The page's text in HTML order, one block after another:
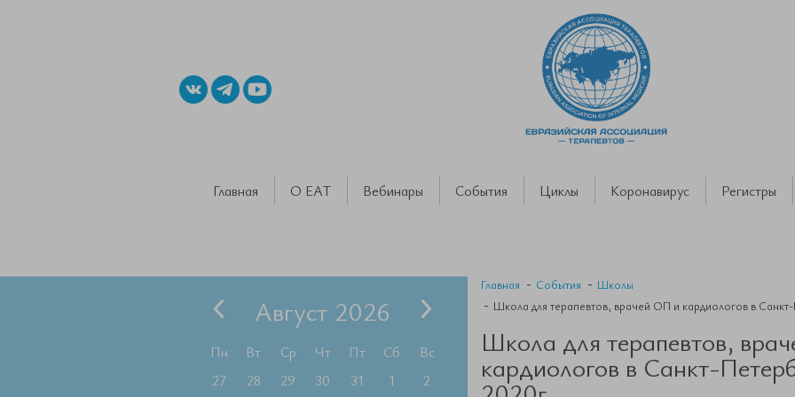
Главная О ЕАТ Вебинары События Циклы Коронавирус Регистры
Август 2026
Пн Вт Ср Чт Пт Сб
Вс
27
28 29 30 31 1
2
Главная События
Школы
Школа для терапевтов, врачей ОП и кардиологов в
Школа для терапевтов,
кардиологов в Санкт-